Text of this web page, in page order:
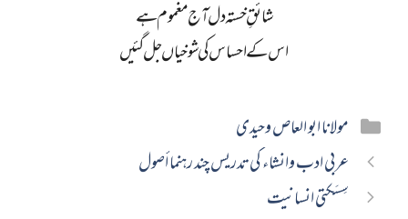
شائقِ خستہ دل آج مغموم ہے
اس کے احساس کی شوخیاں جل گئیں
Categories
مولانا ابو العاص وحیدی
عربی ادب وانشاء کی تدریس چند رہنما أصول
سِسَکتی انسانيت